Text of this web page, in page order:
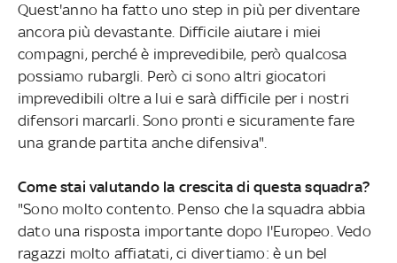
Quest'anno ha fatto uno step in più per diventare
ancora più devastante. Difficile aiutare i miei
compagni, perché è imprevedibile, però qualcosa
possiamo rubargli. Però ci sono altri giocatori
imprevedibili oltre a lui e sarà difficile per i nostri
difensori marcarli. Sono pronti e sicuramente fare
una grande partita anche difensiva".
Come stai valutando la crescita di questa squadra?
"Sono molto contento. Penso che la squadra abbia
dato una risposta importante dopo l'Europeo. Vedo
ragazzi molto affiatati, ci divertiamo: è un bel